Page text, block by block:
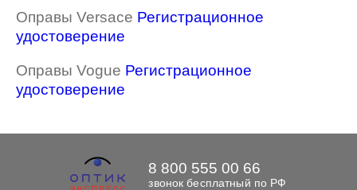
Оправы Versace Регистрационное
удостоверение
Оправы Vogue Регистрационное
удостоверение
8 800 555 00 66
звонок бесплатный по РФ